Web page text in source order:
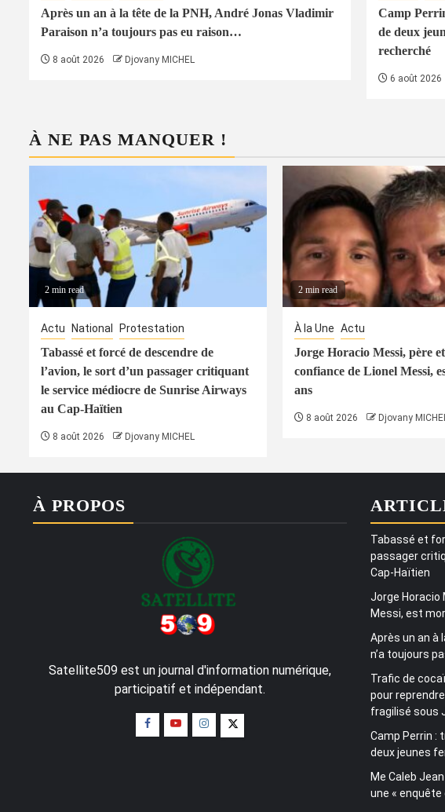
Après un an à la tête de la PNH, André Jonas Vladimir
Paraison n’a toujours pas eu raison…
8 août 2026 Djovany MICHEL
Camp
de deux
recherché
6 août 2026
À NE PAS MANQUER !
2 min read
Actu National Protestation
Tabassé et forcé de descendre de
l’avion, le sort d’un passager critiquant
le service médiocre de Sunrise Airways
au Cap-Haïtien
8 août 2026 Djovany MICHEL
2 min read
À la Une Actu
Jorge Horacio Messi, père
confiance de Lionel Messi,
ans
8 août 2026 Djovany
À PROPOS
Satellite509 est un journal d'information numérique,
participatif et indépendant.
Tabassé et
passager
Cap-Haïtien
Jorge Horacio
Messi, est
Après un an à
n’a toujours
Trafic de
pour
fragilisé sous
Camp Perrin :
deux jeunes
Me Caleb
une «